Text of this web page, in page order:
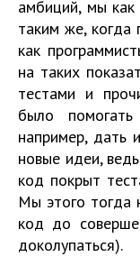
амбиций, мы
таким же, когда
как
на таких
тестами и
было
например, дать
новые идеи,
код покрыт
Мы этого тогда
код до
доколупаться).